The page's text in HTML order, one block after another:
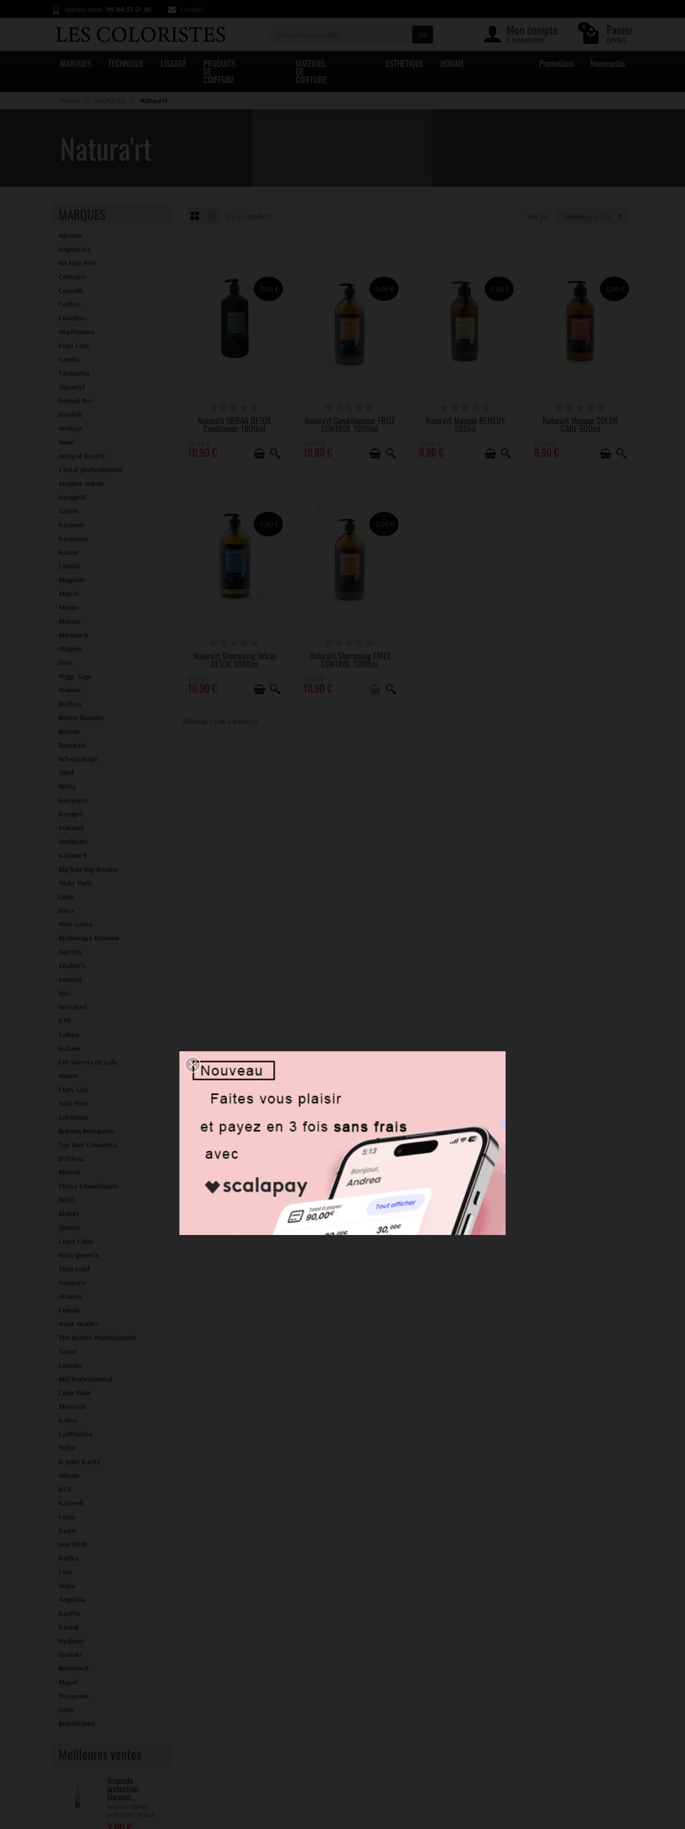
Appelez-nous : 09 84 53 21 48 Contact
OK Mon compte
Connexion
0 Panier
(vide)
MARQUES TECHNIQUE LISSAGE PRODUITS
DE
COIFFURE
MATERIEL
DE
COIFFURE
ESTHETIQUE HOMME Promotions Nouveautés
Accueil MARQUES Natura'rt
Natura'rt
MARQUES
Apraise
Arganicare
BB Hair Plex
Centaure
Cerunik
Coiffeo
Corioliss
Depilissima
Evan Care
Fanola
Farmavita
Ducastel
Formul Pro
Générik
Inebrya
Inoar
Integral Beauty
L'oréal professionnel
Jacques Seban
Keragold
Vanité
Kerasoin
Kérastase
Kuster
Lashilé
Magister
Matrix
Mezzo
Mulato
Myriam K
Olaplex
Onix
Peggy Sage
Promex
Redken
Renée Blanche
Revlon
Rosebaie
Schwarzkopf
Sibel
Wella
Hairplexx
Kreogen
Ecolabel
Orofluido
Karbon 9
Big hair big dreams
Nicky Paris
Lizze
Heva
Pure Green
Biotherapy Extreme
Hairtrix
Vitality's
Eurostil
Yari
Steinhart
K18
Estheo
H.Zone
Les Secrets de Loly
Novex
Clary Liss
Sofn Free
Echosline
Robson Peluquero
Top Hair Cosmetics
D'Orleac
Bheysé
Elyssa Cosmetiques
Wahl
Risfort
Qainzo
Crazy Color
Kera queen's
Vitta Gold
Natura'rt
Sthauer
Comair
Aunt Jackie's
The Barber Professionnel
Tassel
Lussoni
MQ Professionnal
Color Wow
Mybrasil
Kallos
Coiffissimo
Pollié
K pour Karité
Dikson
KEA
Karseell
Levia
Paalm
Imp'HAIR
Kativa
Fino
Skala
Angelina
KayPro
Karéol
Hyaluxir
Tsubaki
Refectocil
Mayel
Postquam
carin
BraziliCious
Meilleures ventes
Ampoule
protection
cheveux...
Ampoule Allerga
protection cheveux...
Il y a 6 produits. Trier par : Reference, A to Z
-5,00 €
Natura'rt URBAN DETOX
Conditioner 1000ml
10,90 €
-5,00 €
Natura'rt Conditionneur FRIZZ
CONTROL 1000ml
10,90 €
-3,00 €
Natura'rt Masque REMEDY
500ml
9,90 €
-3,00 €
Natura'rt Masque COLOR
CARE 500ml
9,90 €
-5,00 €
Natura'rt Shampoing Urban
DETOX 1000ml
10,90 €
-5,00 €
Natura'rt Shampoing FRIZZ
CONTROL 1000ml
10,90 €
Affichage 1-6 de 6 article(s)